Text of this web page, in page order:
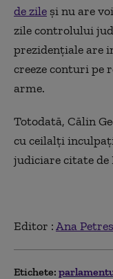
de zile și nu are
zile controlului
prezidențiale are
creeze conturi pe
arme.
Totodată, Călin
cu ceilalți
judiciare citate de
Editor :Ana
Etichete: